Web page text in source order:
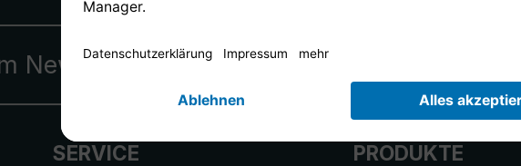
Newsletter anmelden und
SERVICE PRODUKTE